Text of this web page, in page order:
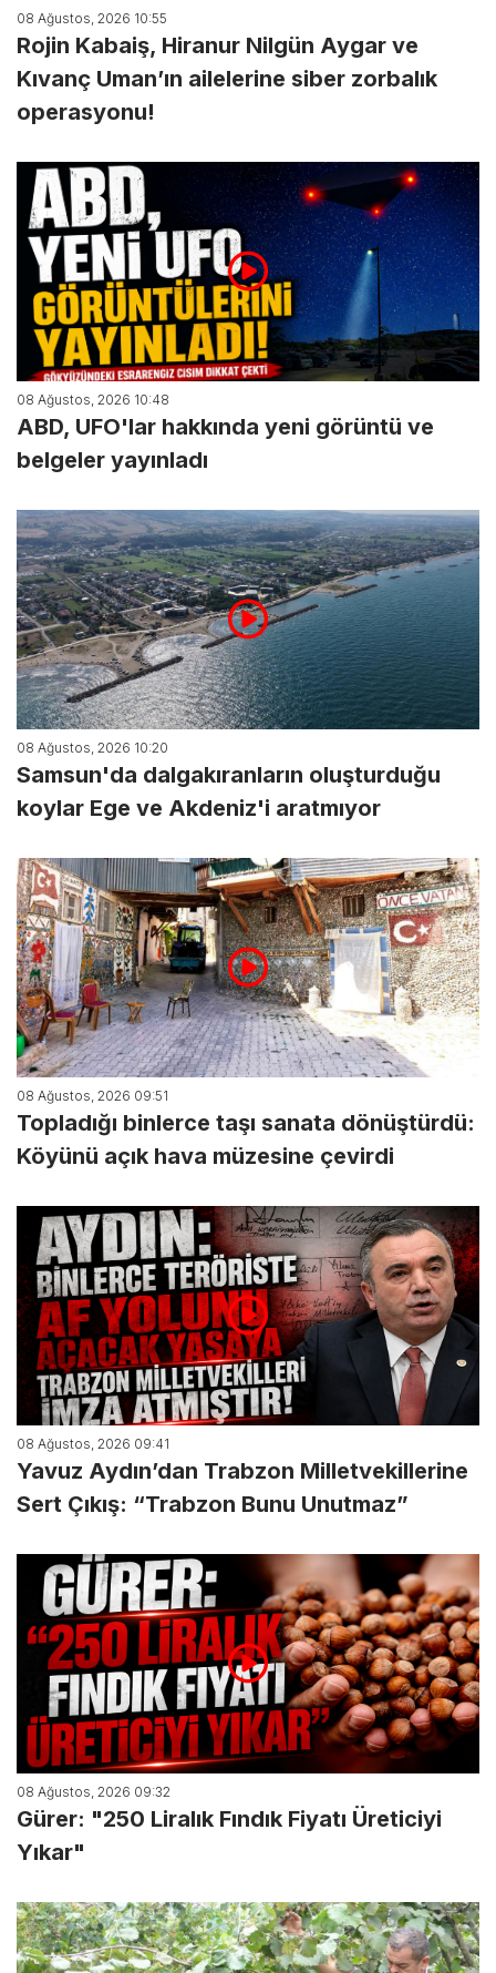
08 Ağustos, 2026 10:55
Rojin Kabaiş, Hiranur Nilgün Aygar ve
Kıvanç Uman’ın ailelerine siber zorbalık
operasyonu!
08 Ağustos, 2026 10:48
ABD, UFO'lar hakkında yeni görüntü ve
belgeler yayınladı
08 Ağustos, 2026 10:20
Samsun'da dalgakıranların oluşturduğu
koylar Ege ve Akdeniz'i aratmıyor
08 Ağustos, 2026 09:51
Topladığı binlerce taşı sanata dönüştürdü:
Köyünü açık hava müzesine çevirdi
08 Ağustos, 2026 09:41
Yavuz Aydın’dan Trabzon Milletvekillerine
Sert Çıkış: “Trabzon Bunu Unutmaz”
08 Ağustos, 2026 09:32
Gürer: "250 Liralık Fındık Fiyatı Üreticiyi
Yıkar"